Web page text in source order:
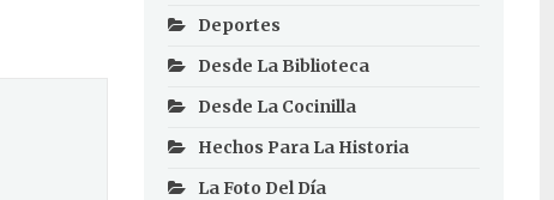
Deportes
Desde La Biblioteca
Desde La Cocinilla
Hechos Para La Historia
La Foto Del Día